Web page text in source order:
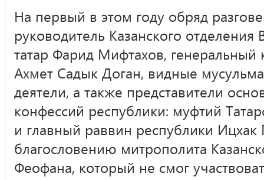
На первый в этом году обряд
руководитель Казанского отделения
татар Фарид Мифтахов, генеральный
Ахмет Садык Доган, видные
деятели, а также представители
конфессий республики: муфтий
и главный раввин республики Ицхак
благословению митрополита
Феофана, который не смог